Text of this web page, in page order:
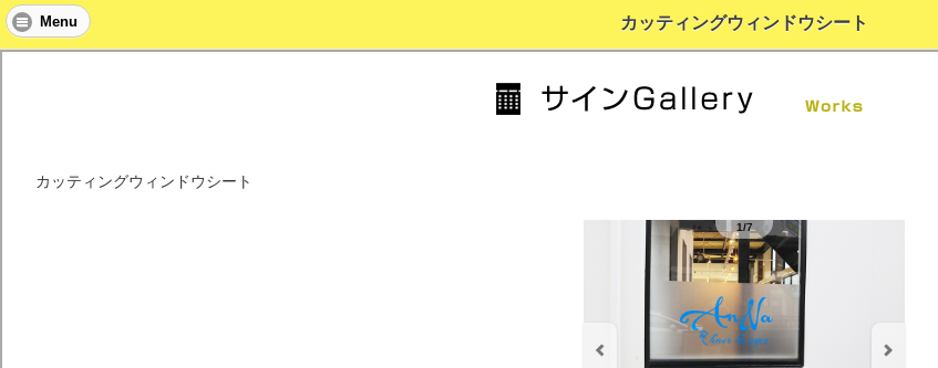
Menu カッティングウィンドウシート
カッティングウィンドウシート
1/7